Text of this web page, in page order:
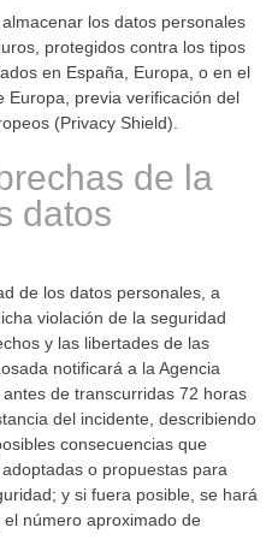
los datos personales
protegidos contra los tipos
en España, Europa, o en el
Europa, previa verificación del
(Privacy Shield).
de la
datos
de los datos personales, a
violación de la seguridad
y las libertades de las
notificará a la Agencia
de transcurridas 72 horas
del incidente, describiendo
consecuencias que
o propuestas para
y si fuera posible, se hará
número aproximado de